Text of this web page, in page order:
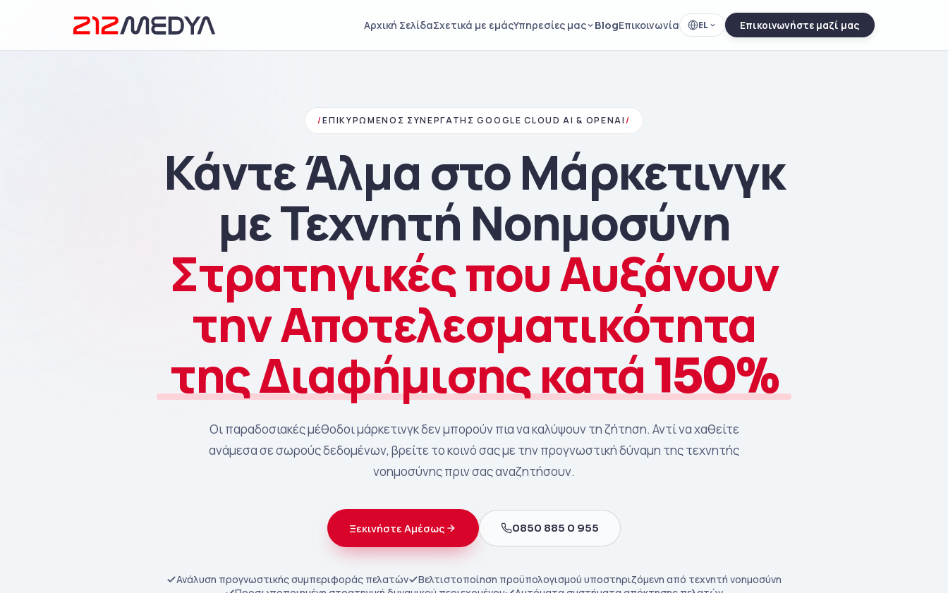
Αρχική ΣελίδαΣχετικά με εμάςΥπηρεσίες μας BlogΕπικοινωνία EL Επικοινωνήστε μαζί μας
/ΕΠΙΚΥΡΩΜΈΝΟΣ ΣΥΝΕΡΓΆΤΗΣ GOOGLE CLOUD AI & OPENAI/
Κάντε Άλμα στο Μάρκετινγκ
με Τεχνητή Νοημοσύνη
Στρατηγικές που Αυξάνουν
την Αποτελεσματικότητα
της Διαφήμισης κατά 150%
Οι παραδοσιακές μέθοδοι μάρκετινγκ δεν μπορούν πια να καλύψουν τη ζήτηση. Αντί να χαθείτε
ανάμεσα σε σωρούς δεδομένων, βρείτε το κοινό σας με την προγνωστική δύναμη της τεχνητής
νοημοσύνης πριν σας αναζητήσουν.
Ξεκινήστε Αμέσως 0850 885 0 955
Ανάλυση προγνωστικής συμπεριφοράς πελατών
Βελτιστοποίηση προϋπολογισμού υποστηριζόμενη από τεχνητή νοημοσύνη